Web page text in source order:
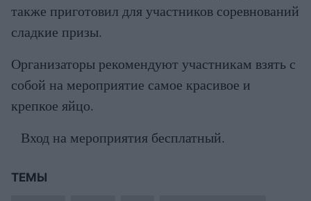
также приготовил для участников соревнований
сладкие призы.
Организаторы рекомендуют участникам взять с
собой на мероприятие самое красивое и
крепкое яйцо.
Вход на мероприятия бесплатный.
ТЕМЫ